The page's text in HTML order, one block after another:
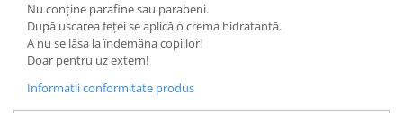
Nu conține parafine sau parabeni.
După uscarea feței se aplică o crema hidratantă.
A nu se lăsa la îndemâna copiilor!
Doar pentru uz extern!
Informatii conformitate produs